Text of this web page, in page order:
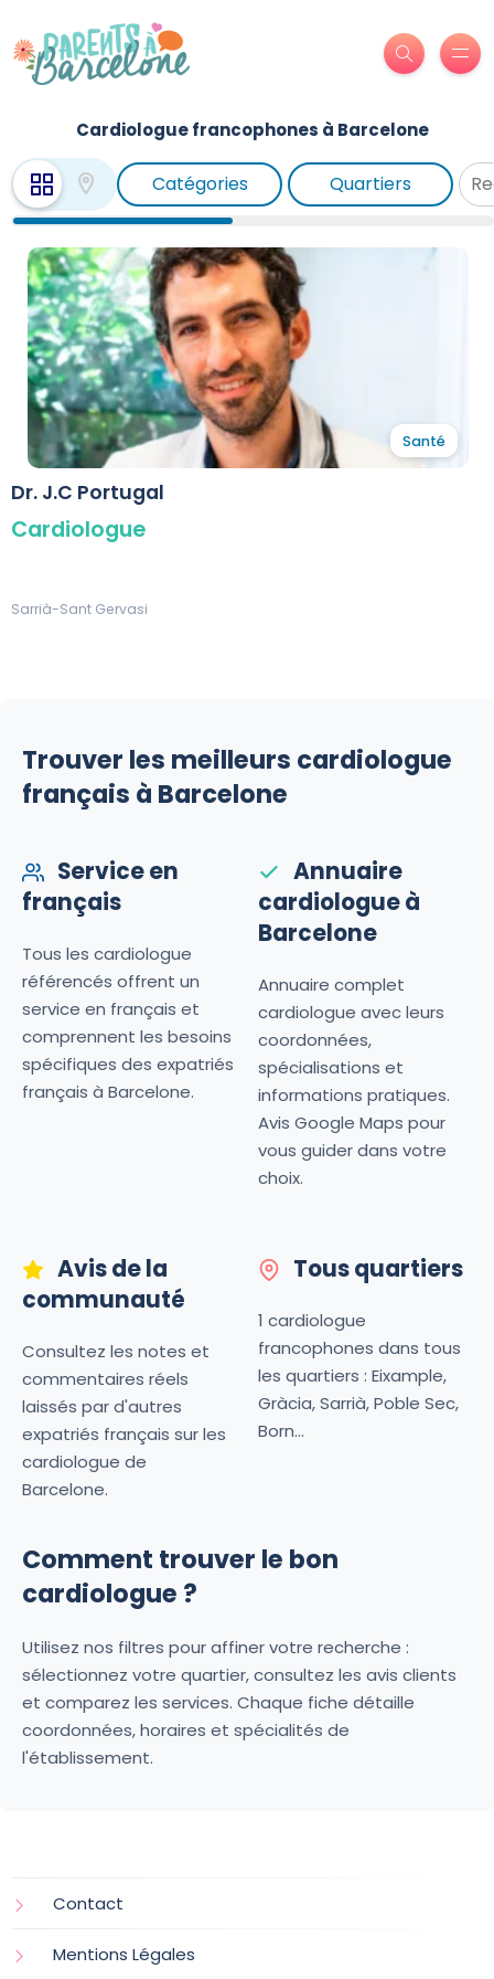
Cardiologue francophones à Barcelone
Catégories Quartiers
Santé
Dr. J.C Portugal
Cardiologue
Sarrià-Sant Gervasi
Trouver les meilleurs cardiologue
français à Barcelone
Service en
français
Tous les cardiologue
référencés offrent un
service en français et
comprennent les besoins
spécifiques des expatriés
français à Barcelone.
Annuaire
cardiologue à
Barcelone
Annuaire complet
cardiologue avec leurs
coordonnées,
spécialisations et
informations pratiques.
Avis Google Maps pour
vous guider dans votre
choix.
Avis de la
communauté
Consultez les notes et
commentaires réels
laissés par d'autres
expatriés français sur les
cardiologue de
Barcelone.
Tous quartiers
1 cardiologue
francophones dans tous
les quartiers : Eixample,
Gràcia, Sarrià, Poble Sec,
Born...
Comment trouver le bon
cardiologue ?
Utilisez nos filtres pour affiner votre recherche :
sélectionnez votre quartier, consultez les avis clients
et comparez les services. Chaque fiche détaille
coordonnées, horaires et spécialités de
l'établissement.
Contact
Mentions Légales